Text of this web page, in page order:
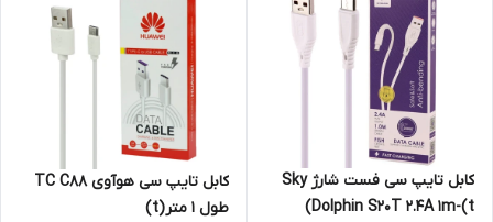
کابل تایپ سی فست شارژ Sky
Dolphin S20T 2.4A 1m-(t)
کابل تایپ سی هوآوی TC C88
طول 1 متر(t)